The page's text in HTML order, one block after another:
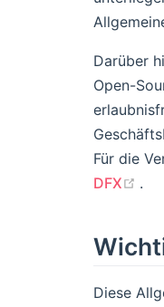
Darüber
Open-
Für die
DFX
.
Diese